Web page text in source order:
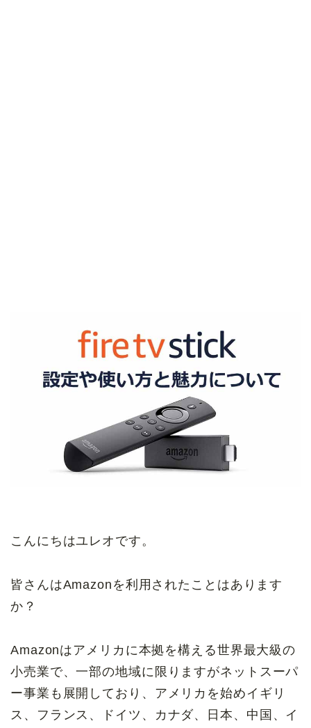
こんにちはユレオです。
皆さんはAmazonを利用されたことはあります
か？
Amazonはアメリカに本拠を構える世界最大級の
小売業で、一部の地域に限りますがネットスーパ
ー事業も展開しており、アメリカを始めイギリ
ス、フランス、ドイツ、カナダ、日本、中国、イ